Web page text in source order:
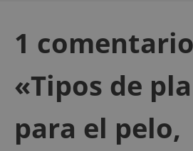
1
«Tipos de
para el pelo,